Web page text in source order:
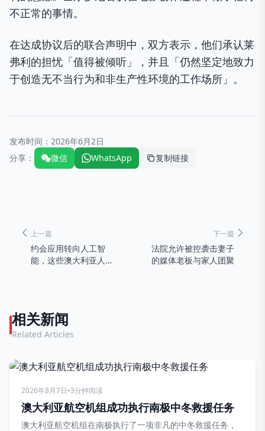
不正常的事情。
在达成协议后的联合声明中，双方表示，他们承认莱
弗利的担忧「值得被倾听」，并且「仍然坚定地致力
于创造无不当行为和非生产性环境的工作场所」。
发布时间： 2026年6月2日
分享：
微信 WhatsApp 复制链接
上一篇
约会应用转向人工智
能，这些澳大利亚人有
下一篇
法院允许被控袭击妻子
的媒体老板与家人团聚
相关新闻
Related Articles
2026年8月7日•3分钟阅读
澳大利亚航空机组成功执行南极中冬救援任务
澳大利亚航空机组在南极执行了一项非凡的中冬救援任务，